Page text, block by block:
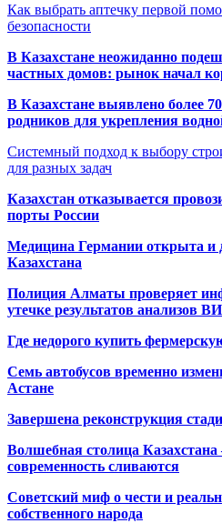
Как выбрать аптечку первой
безопасности
В Казахстане неожиданно
частных домов: рынок начал
В Казахстане выявлено более
родников для укрепления
Системный подход к выбору
для разных задач
Казахстан отказывается
порты России
Медицина Германии открыта и
Казахстана
Полиция Алматы проверяет
утечке результатов анализов
Где недорого купить
Семь автобусов временно
Астане
Завершена реконструкция
Волшебная столица
современность сливаются
Советский миф о чести и
собственного народа